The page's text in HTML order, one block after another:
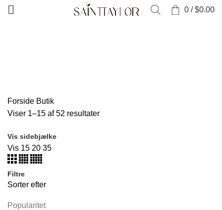
0 / $0.00
Forside Butik
Viser 1–15 af 52 resultater
Vis sidebjælke
Vis 15 20 35
Filtre
Sorter efter
Popularitet